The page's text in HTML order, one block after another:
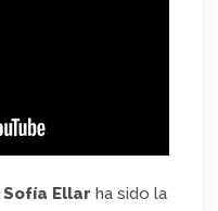
Sofía Ellar ha sido la